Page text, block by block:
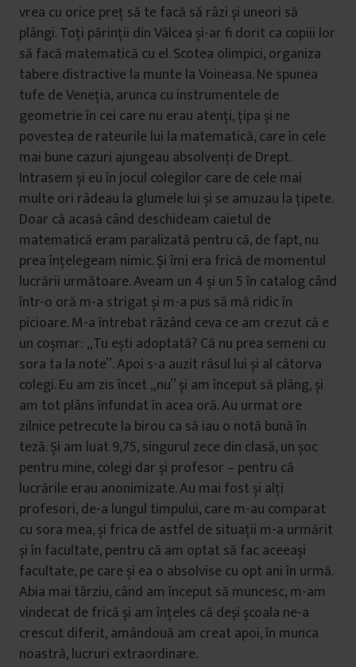
vrea cu orice preț să te facă să râzi și uneori să
plângi. Toți părinții din Vâlcea și-ar fi dorit ca copiii lor
să facă matematică cu el. Scotea olimpici, organiza
tabere distractive la munte la Voineasa. Ne spunea
tufe de Veneția, arunca cu instrumentele de
geometrie în cei care nu erau atenți, țipa și ne
povestea de rateurile lui la matematică, care în cele
mai bune cazuri ajungeau absolvenți de Drept.
Intrasem și eu în jocul colegilor care de cele mai
multe ori râdeau la glumele lui și se amuzau la țipete.
Doar că acasă când deschideam caietul de
matematică eram paralizată pentru că, de fapt, nu
prea înțelegeam nimic. Și îmi era frică de momentul
lucrării următoare. Aveam un 4 și un 5 în catalog când
într-o oră m-a strigat și m-a pus să mă ridic în
picioare. M-a întrebat râzând ceva ce am crezut că e
un coșmar: „Tu ești adoptată? Că nu prea semeni cu
sora ta la note”. Apoi s-a auzit râsul lui și al câtorva
colegi. Eu am zis încet „nu” și am început să plâng, și
am tot plâns înfundat în acea oră. Au urmat ore
zilnice petrecute la birou ca să iau o notă bună în
teză. Și am luat 9,75, singurul zece din clasă, un șoc
pentru mine, colegi dar și profesor – pentru că
lucrările erau anonimizate. Au mai fost și alți
profesori, de-a lungul timpului, care m-au comparat
cu sora mea, și frica de astfel de situații m-a urmărit
și în facultate, pentru că am optat să fac aceeași
facultate, pe care și ea o absolvise cu opt ani în urmă.
Abia mai târziu, când am început să muncesc, m-am
vindecat de frică și am înțeles că deși școala ne-a
crescut diferit, amândouă am creat apoi, în munca
noastră, lucruri extraordinare.